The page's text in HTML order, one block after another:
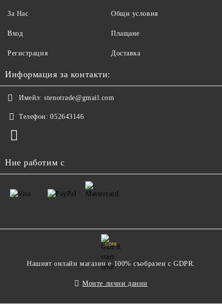
За Нас
Вход
Регистрация
Общи условия
Плащане
Доставка
Информация за контакти:
Имейл: stenotrade@gmail.com
Телефон: 052643146
Ние работим с
GDPR
Нашият онлайн магазин е 100% съобразен с GDPR.
Моите лични данни